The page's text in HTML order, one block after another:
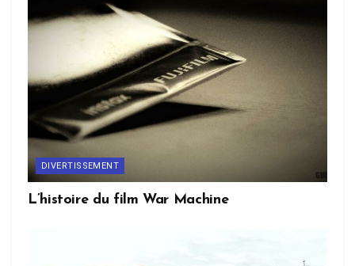
DIVERTISSEMENT
L’histoire du film War Machine